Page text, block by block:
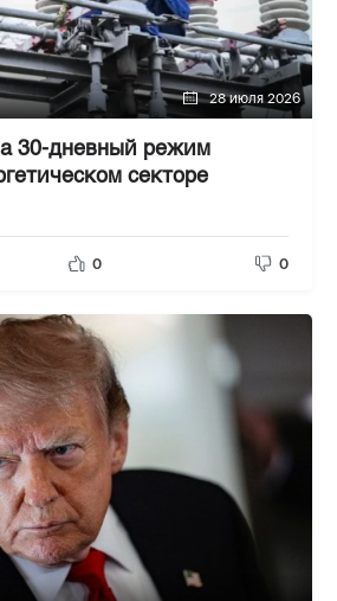
28 июля 2026
30-дневный режим
секторе
0 0